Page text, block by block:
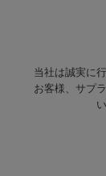
当社は誠実に
お客様、サプ